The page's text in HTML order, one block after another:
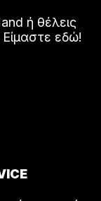
ή θέλεις
εδώ!